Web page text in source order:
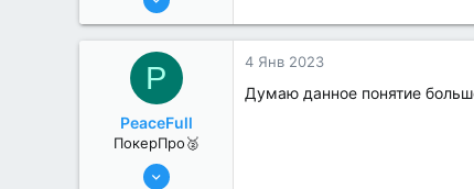
4
P
PeaceFull
ПокерПро🥈
8 Июн 2022
4 Янв 2023
Думаю данное понятие